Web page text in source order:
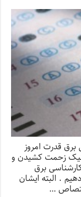
برق قدرت امروز
زحمت کشیدن و
کارشناسی برق
. البته ایشان